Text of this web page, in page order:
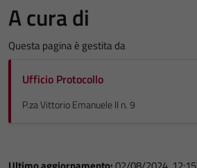
A cura di
Questa pagina è gestita da
Ufficio Protocollo
P.za Vittorio Emanuele II n. 9